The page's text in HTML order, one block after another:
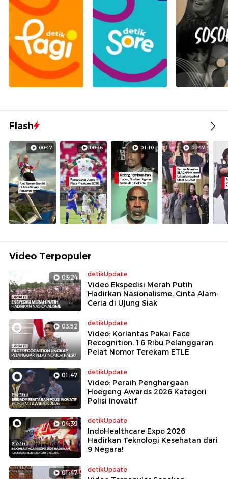
Flash
00:47 00:36 01:10 00:47
Video Terpopuler
03:24 detikUpdate
Video Ekspedisi Merah Putih
Hadirkan Nasionalisme, Cinta Alam-
Ceria di Ujung Siak
03:52 detikUpdate
Video: Korlantas Pakai Face
Recognition, 16 Ribu Pelanggaran
Pelat Nomor Terekam ETLE
01:47 detikUpdate
Video: Peraih Penghargaan
Hoegeng Awards 2026 Kategori
Polisi Inovatif
04:39 detikUpdate
IndoHealthcare Expo 2026
Hadirkan Teknologi Kesehatan dari
9 Negara!
01:47 detikUpdate